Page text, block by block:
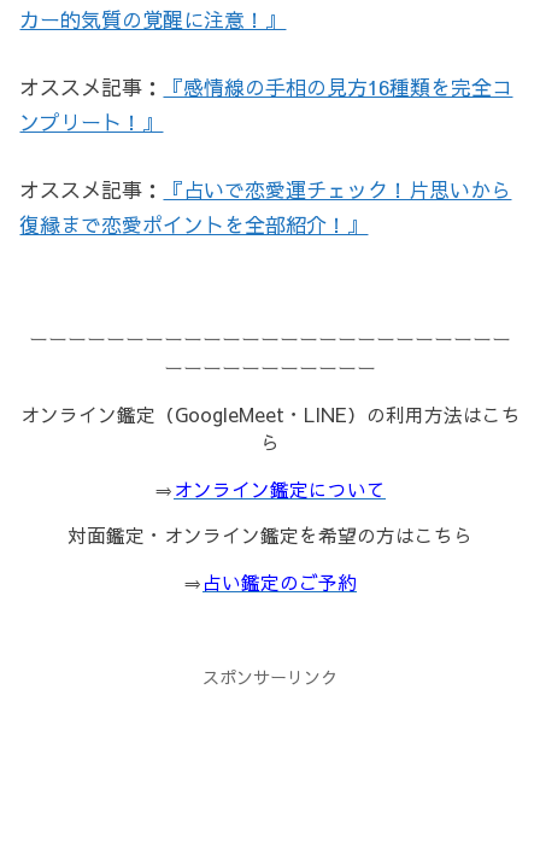
カー的気質の覚醒に注意！』
オススメ記事：
『感情線の手相の見方16種類を完全コ
ンプリート！』
オススメ記事：
『占いで恋愛運チェック！片思いから
復縁まで恋愛ポイントを全部紹介！』
ーーーーーーーーーーーーーーーーーーーーーーーーー
ーーーーーーーーーーー
オンライン鑑定（GoogleMeet・LINE）の利用方法はこち
ら
⇒オンライン鑑定について
対面鑑定・オンライン鑑定を希望の方はこちら
⇒占い鑑定のご予約
スポンサーリンク